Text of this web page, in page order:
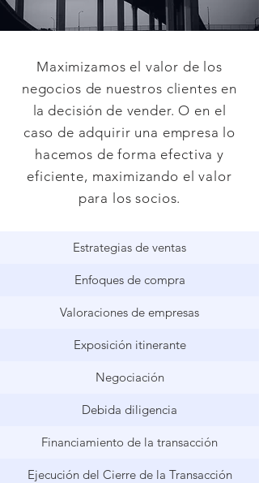
Maximizamos el valor de los
negocios de nuestros clientes en
la decisión de vender. O en el
caso de adquirir una empresa lo
hacemos de forma efectiva y
eficiente, maximizando el valor
para los socios.
Estrategias de ventas
Enfoques de compra
Valoraciones de empresas
Exposición itinerante
Negociación
Debida diligencia
Financiamiento de la transacción
Ejecución del Cierre de la Transacción